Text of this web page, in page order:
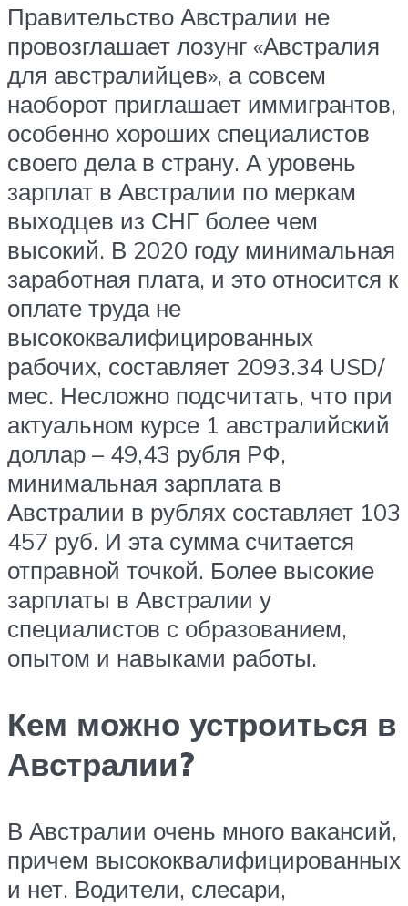
Правительство Австралии не
провозглашает лозунг «Австралия
для австралийцев», а совсем
наоборот приглашает иммигрантов,
особенно хороших специалистов
своего дела в страну. А уровень
зарплат в Австралии по меркам
выходцев из СНГ более чем
высокий. В 2020 году минимальная
заработная плата, и это относится к
оплате труда не
высококвалифицированных
рабочих, составляет 2093.34 USD/
мес. Несложно подсчитать, что при
актуальном курсе 1 австралийский
доллар – 49,43 рубля РФ,
минимальная зарплата в
Австралии в рублях составляет 103
457 руб. И эта сумма считается
отправной точкой. Более высокие
зарплаты в Австралии у
специалистов с образованием,
опытом и навыками работы.
Кем можно устроиться в
Австралии?
В Австралии очень много вакансий,
причем высококвалифицированных
и нет. Водители, слесари,